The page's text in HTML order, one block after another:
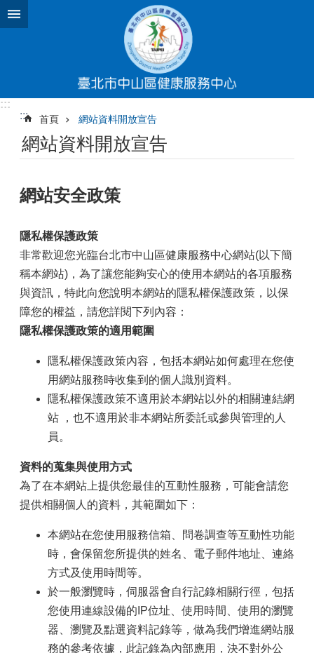
跳到主要內容區塊
:::
:::
首頁 網站資料開放宣告
網站資料開放宣告
網站安全政策
隱私權保護政策
非常歡迎您光臨台北市中山區健康服務中心網站(以下簡
稱本網站)，為了讓您能夠安心的使用本網站的各項服務
與資訊，特此向您說明本網站的隱私權保護政策，以保
障您的權益，請您詳閱下列內容：
隱私權保護政策的適用範圍
隱私權保護政策內容，包括本網站如何處理在您使
用網站服務時收集到的個人識別資料。
隱私權保護政策不適用於本網站以外的相關連結網
站 ，也不適用於非本網站所委託或參與管理的人
員。
資料的蒐集與使用方式
為了在本網站上提供您最佳的互動性服務，可能會請您
提供相關個人的資料，其範圍如下：
本網站在您使用服務信箱、問卷調查等互動性功能
時，會保留您所提供的姓名、電子郵件地址、連絡
方式及使用時間等。
於一般瀏覽時，伺服器會自行記錄相關行徑，包括
您使用連線設備的IP位址、使用時間、使用的瀏覽
器、瀏覽及點選資料記錄等，做為我們增進網站服
務的參考依據，此記錄為內部應用，決不對外公